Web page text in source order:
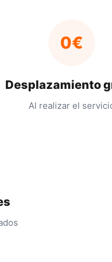
0€
Desplazamiento
Al realizar el